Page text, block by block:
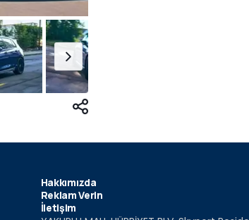
Hakkımızda
Reklam Verin
İletişim